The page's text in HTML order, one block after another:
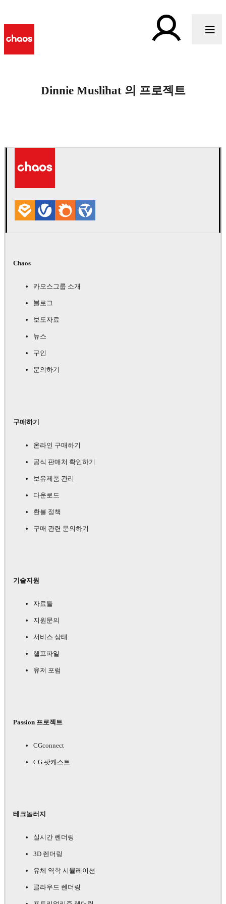
Dinnie Muslihat 의 프로젝트
Chaos
카오스그룹 소개
블로그
보도자료
뉴스
구인
문의하기
구매하기
온라인 구매하기
공식 판매처 확인하기
보유제품 관리
다운로드
환불 정책
구매 관련 문의하기
기술지원
자료들
지원문의
서비스 상태
헬프파일
유저 포럼
Passion 프로젝트
CGconnect
CG 팟캐스트
테크놀러지
실시간 렌더링
3D 렌더링
유체 역학 시뮬레이션
클라우드 렌더링